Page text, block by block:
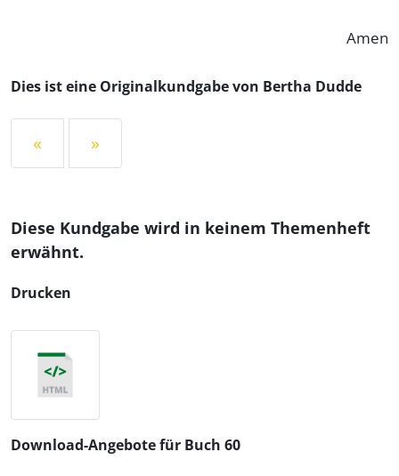
Amen
Dies ist eine Originalkundgabe von Bertha Dudde
« »
Diese Kundgabe wird in keinem Themenheft
erwähnt.
Drucken
Download-Angebote für Buch 60